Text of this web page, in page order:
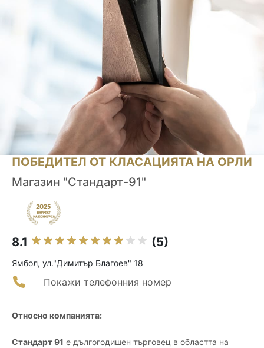
ПОБЕДИТЕЛ ОТ КЛАСАЦИЯТА НА ОРЛИ
Магазин "Стандарт-91"
8.1 (5)
Ямбол, ул."Димитър Благоев" 18
Покажи телефонния номер
Относно компанията:
Стандарт 91 е дългогодишен търговец в областта на